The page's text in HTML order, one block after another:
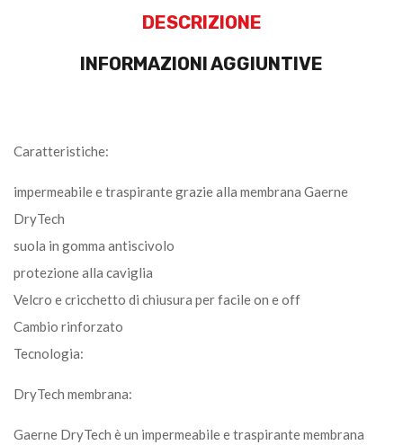
DESCRIZIONE
INFORMAZIONI AGGIUNTIVE
Caratteristiche:
impermeabile e traspirante grazie alla membrana Gaerne
DryTech
suola in gomma antiscivolo
protezione alla caviglia
Velcro e cricchetto di chiusura per facile on e off
Cambio rinforzato
Tecnologia:
DryTech membrana:
Gaerne DryTech è un impermeabile e traspirante membrana